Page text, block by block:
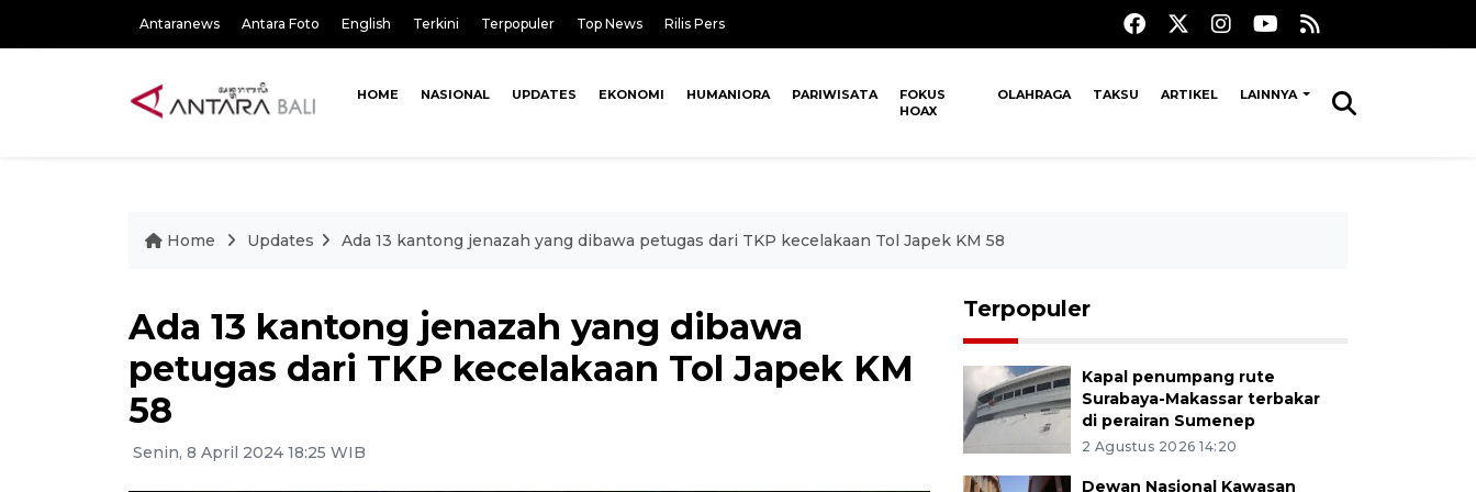
Antaranews Antara Foto English Terkini Terpopuler Top News Rilis Pers
HOME NASIONAL UPDATES EKONOMI HUMANIORA PARIWISATA
FOKUS
HOAX
OLAHRAGA TAKSU ARTIKEL LAINNYA
Home Updates Ada 13 kantong jenazah yang dibawa petugas dari TKP kecelakaan Tol Japek KM 58
Ada 13 kantong jenazah yang dibawa
petugas dari TKP kecelakaan Tol Japek KM
58
Senin, 8 April 2024 18:25 WIB
Terpopuler
Kapal penumpang rute
Surabaya-Makassar terbakar
di perairan Sumenep
2 Agustus 2026 14:20
Dewan Nasional Kawasan